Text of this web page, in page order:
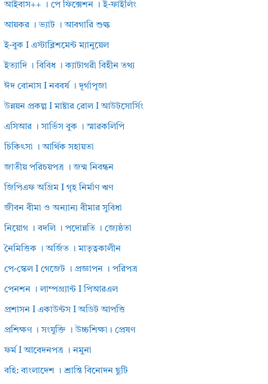
আইবাস++ । পে ফিক্সেশন । ই-ফাইলিং
আয়কর । ভ্যাট । আবগারি শুল্ক
ই-বুক I এস্টাব্লিশমেন্ট ম্যানুয়েল
ইত্যাদি । বিবিধ । ক্যাটাগরী বিহীন তথ্য
ঈদ বোনাস I নববর্ষ । দূর্গাপূজা
উন্নয়ন প্রকল্প I মাষ্টার রোল I আউটসোর্সিং
এসিআর । সার্ভিস বুক । স্মারকলিপি
চিকিৎসা । আর্থিক সহায়তা
জাতীয় পরিচয়পত্র । জন্ম নিবন্ধন
জিপিএফ অগ্রিম I গৃহ নির্মাণ ঋণ
জীবন বীমা ও অন্যান্য বীমার সুবিধা
নিয়োগ । বদলি । পদোন্নতি । জ্যেষ্ঠতা
নৈমিত্তিক । অর্জিত । মাতৃত্বকালীন
পে-স্কেল I গেজেট । প্রজ্ঞাপন । পরিপত্র
পেনশন । লাম্পগ্র্যান্ট I পিআরএল
প্রশাসন I একাউন্টস I অডিট আপত্তি
প্রশিক্ষণ । সংযুক্তি । উচ্চশিক্ষা। প্রেষণ
ফর্ম I আবেদনপত্র । নমুনা
বহি: বাংলাদেশ । শ্রান্তি বিনোদন ছুটি